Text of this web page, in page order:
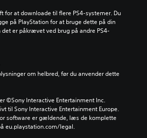
for at downloade til flere PS4-systemer. Du
på PlayStation for at bruge dette på din
er påkrævet ved brug på andre PS4-
©Sony Interactive Entertainment Inc.
til Sony Interactive Entertainment Europe.
software er gældende, læs de komplette
eu.playstation.com/legal.